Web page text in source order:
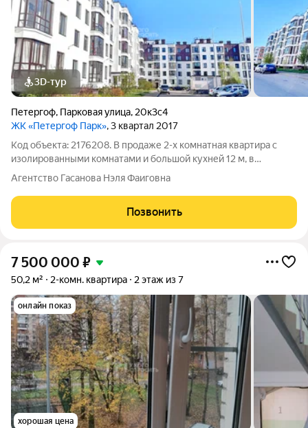
3D-тур
Петергоф, Парковая улица, 20к3с4
ЖК «Петергоф Парк», 3 квартал 2017
Код объекта: 2176208. В продаже 2-х комнатная квартира с
изолированными комнатами и большой кухней 12 м, в
монолитном доме с лифтом. Квартира очень уютная, придя на
гармонично и всё продумано. Окна
Агентство Гасанова Нэля Фаиговна
Позвонить
7 500 000 ₽
50,2 м² 2-комн. квартира 2 этаж из 7
онлайн показ
хорошая цена